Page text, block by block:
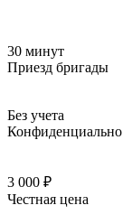
30 минут
Приезд бригады
Без учета
Конфиденциально
3 000 ₽
Честная цена